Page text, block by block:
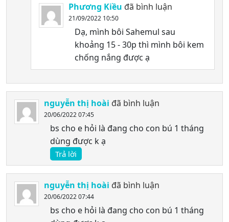
Phương Kiều đã bình luận
21/09/2022 10:50
Dạ, mình bôi Sahemul sau
khoảng 15 - 30p thì mình bôi kem
chống nắng được ạ
nguyễn thị hoài đã bình luận
20/06/2022 07:45
bs cho e hỏi là đang cho con bú 1 tháng
dùng được k ạ
Trả lời
nguyễn thị hoài đã bình luận
20/06/2022 07:44
bs cho e hỏi là đang cho con bú 1 tháng